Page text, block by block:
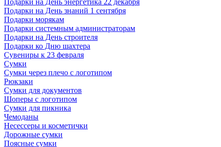
Подарки на День энергетика 22 декабря
Подарки на День знаний 1 сентября
Подарки морякам
Подарки системным администраторам
Подарки на День строителя
Подарки ко Дню шахтера
Сувениры к 23 февраля
Сумки
Сумки через плечо с логотипом
Рюкзаки
Сумки для документов
Шоперы с логотипом
Сумки для пикника
Чемоданы
Несессеры и косметички
Дорожные сумки
Поясные сумки